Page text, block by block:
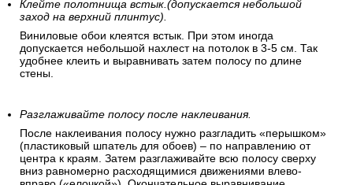
Клейте полотнища встык.(допускается небольшой
заход на верхний плинтус).
Виниловые обои клеятся встык. При этом иногда
допускается небольшой нахлест на потолок в 3-5 см. Так
удобнее клеить и выравнивать затем полосу по длине
стены.
Разглаживайте полосу после наклеивания.
После наклеивания полосу нужно разгладить «перышком»
(пластиковый шпатель для обоев) – по направлению от
центра к краям. Затем разглаживайте всю полосу сверху
вниз равномерно расходящимися движениями влево-